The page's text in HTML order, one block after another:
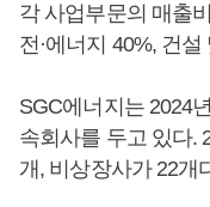
각 사업부문의 매출
전·에너지 40%, 건
SGC에너지는 2024
속회사를 두고 있다.
개, 비상장사가 22개